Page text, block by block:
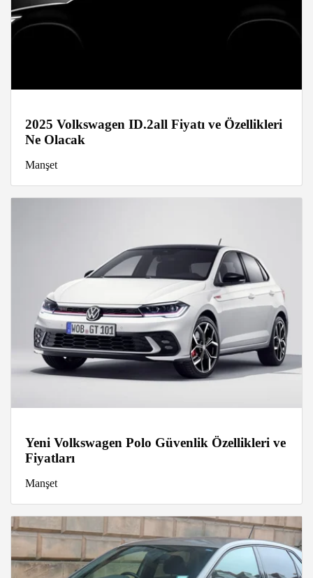
2025 Volkswagen ID.2all Fiyatı ve Özellikleri
Ne Olacak
Manşet
Yeni Volkswagen Polo Güvenlik Özellikleri ve
Fiyatları
Manşet